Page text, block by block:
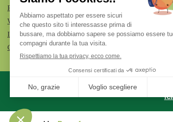
REGISTRATI
WISHLIST
ISCRIZIONE ALLA NEWSLETTER
CONTATTI